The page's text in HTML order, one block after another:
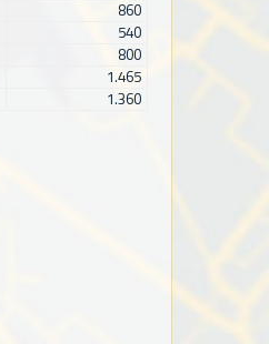
860
540
800
1.465
1.360